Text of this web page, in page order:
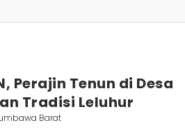
Perajin Tenun di Desa
Tradisi Leluhur
Barat